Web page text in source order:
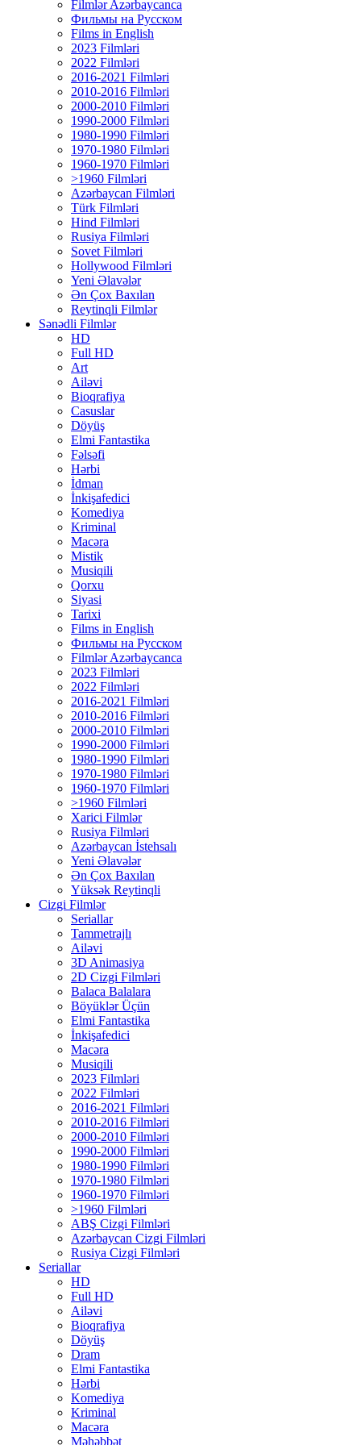
Filmlər Azərbaycanca
Фильмы на Русском
Films in English
2023 Filmləri
2022 Filmləri
2016-2021 Filmləri
2010-2016 Filmləri
2000-2010 Filmləri
1990-2000 Filmləri
1980-1990 Filmləri
1970-1980 Filmləri
1960-1970 Filmləri
>1960 Filmləri
Azərbaycan Filmləri
Türk Filmləri
Hind Filmləri
Rusiya Filmləri
Sovet Filmləri
Hollywood Filmləri
Yeni Əlavələr
Ən Çox Baxılan
Reytinqli Filmlər
Sənədli Filmlər
HD
Full HD
Art
Ailəvi
Bioqrafiya
Casuslar
Döyüş
Elmi Fantastika
Fəlsəfi
Hərbi
İdman
İnkişafedici
Komediya
Kriminal
Macəra
Mistik
Musiqili
Qorxu
Siyasi
Tarixi
Films in English
Фильмы на Русском
Filmlər Azərbaycanca
2023 Filmləri
2022 Filmləri
2016-2021 Filmləri
2010-2016 Filmləri
2000-2010 Filmləri
1990-2000 Filmləri
1980-1990 Filmləri
1970-1980 Filmləri
1960-1970 Filmləri
>1960 Filmləri
Xarici Filmlər
Rusiya Filmləri
Azərbaycan İstehsalı
Yeni Əlavələr
Ən Çox Baxılan
Yüksək Reytinqli
Cizgi Filmlər
Seriallar
Tammetrajlı
Ailəvi
3D Animasiya
2D Cizgi Filmləri
Balaca Balalara
Böyüklər Üçün
Elmi Fantastika
İnkişafedici
Macəra
Musiqili
2023 Filmləri
2022 Filmləri
2016-2021 Filmləri
2010-2016 Filmləri
2000-2010 Filmləri
1990-2000 Filmləri
1980-1990 Filmləri
1970-1980 Filmləri
1960-1970 Filmləri
>1960 Filmləri
ABŞ Cizgi Filmləri
Azərbaycan Cizgi Filmləri
Rusiya Cizgi Filmləri
Seriallar
HD
Full HD
Ailəvi
Bioqrafiya
Döyüş
Dram
Elmi Fantastika
Hərbi
Komediya
Kriminal
Macəra
Məhəbbət